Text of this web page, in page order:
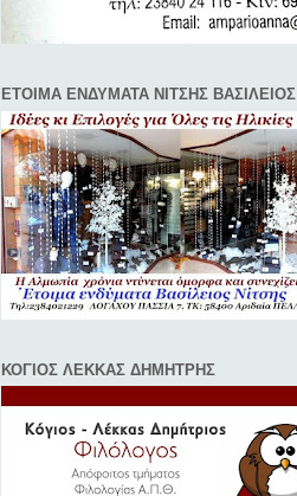
ΕΤΟΙΜΑ ΕΝΔΥΜΑΤΑ ΝΙΤΣΗΣ ΒΑΣΙΛΕΙΟΣ
ΚΟΓΙΟΣ ΛΕΚΚΑΣ ΔΗΜΗΤΡΗΣ